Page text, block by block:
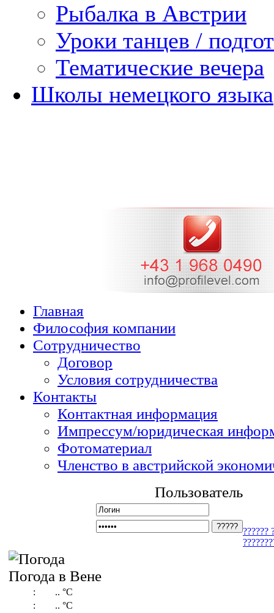
Рыбалка в Австрии
Уроки танцев /
Тематические вечера
Школы немецкого языка
Главная
Философия компании
Cотрудничество
Договор
Условия сотрудничества
Контакты
Контактная информация
Импрессум/юридическая
Фотоматериал
Членство в австрийской
Пользователь
??????
Погода в Вене
: .. °C
:
.. °C